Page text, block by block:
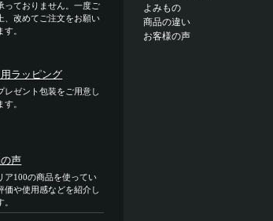
っておりません。一度ご
、改めてご注文をお願い
す。
ラッピング
レゼント包装をご用意し
す。
声
ア100の商品を使ってい
価や使用感などを紹介し
よみもの
商品の違い
お客様の声